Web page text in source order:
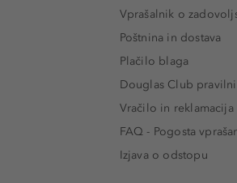
Vprašalnik o
Poštnina in dostava
Plačilo blaga
Douglas Club
Vračilo in reklamacija
FAQ - Pogosta
Izjava o odstopu